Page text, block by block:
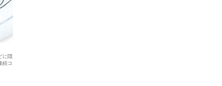
に隠
続コ